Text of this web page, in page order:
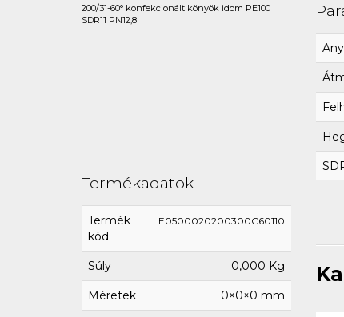
200/31-60° konfekcionált könyök idom PE100
SDR11 PN12,8
Termékadatok
Termék
kód
E0500020200300C60110
Súly 0,000 Kg
Méretek 0×0×0 mm